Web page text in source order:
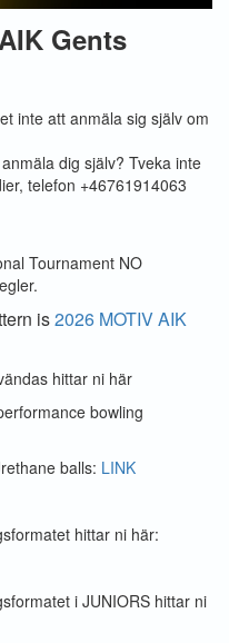
Gents
inte att anmäla sig själv om
dig själv? Tveka inte
telefon +46761914063
Tournament NO
is2026 MOTIV AIK
hittar ni här
bowling
balls: LINK
hittar ni här:
i JUNIORS hittar ni